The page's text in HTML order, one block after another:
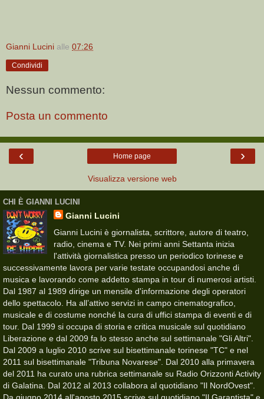
Gianni Lucini alle 07:26
Condividi
Nessun commento:
Posta un commento
‹ ›
Home page
Visualizza versione web
CHI È GIANNI LUCINI
Gianni Lucini
Gianni Lucini è giornalista, scrittore, autore di teatro,
radio, cinema e TV. Nei primi anni Settanta inizia
l'attività giornalistica presso un periodico torinese e
successivamente lavora per varie testate occupandosi anche di
musica e lavorando come addetto stampa in tour di numerosi artisti.
Dal 1987 al 1989 dirige un mensile d'informazione degli operatori
dello spettacolo. Ha all’attivo servizi in campo cinematografico,
musicale e di costume nonché la cura di uffici stampa di eventi e di
tour. Dal 1999 si occupa di storia e critica musicale sul quotidiano
Liberazione e dal 2009 fa lo stesso anche sul settimanale "Gli Altri".
Dal 2009 a luglio 2010 scrive sul bisettimanale torinese "TC" e nel
2011 sul bisettimanale "Tribuna Novarese". Dal 2010 alla primavera
del 2011 ha curato una rubrica settimanale su Radio Orizzonti Activity
di Galatina. Dal 2012 al 2013 collabora al quotidiano "Il NordOvest".
Da giugno 2014 all'agosto 2015 scrive sul quotidiano "Il Garantista" e